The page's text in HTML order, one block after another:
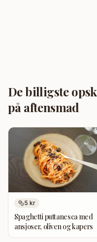
De billigste
på aftensmad
5 kr
Spaghetti puttanesca med
ansjoser, oliven og kapers